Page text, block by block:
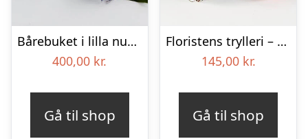
Bårebuket i lilla nuancer – Blomster til begravelse
400,00 kr.
Gå til shop
Floristens trylleri – gravpynt – Blomster til begravelse
145,00 kr.
Gå til shop